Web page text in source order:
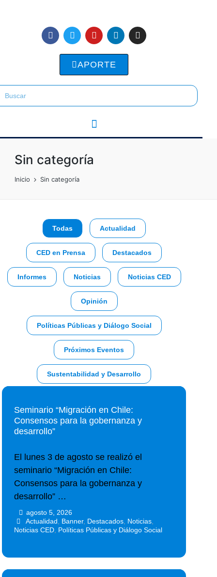
APORTE
Sin categoría
Inicio Sin categoría
Todas Actualidad
CED en Prensa Destacados
Informes Noticias Noticias CED
Opinión
Políticas Públicas y Diálogo Social
Próximos Eventos
Sustentabilidad y Desarrollo
Seminario “Migración en Chile:
Consensos para la gobernanza y
desarrollo”
El lunes 3 de agosto se realizó el
seminario “Migración en Chile:
Consensos para la gobernanza y
desarrollo” …
agosto 5, 2026
Actualidad Banner, Destacados, Noticias,
Noticias CED Políticas Públicas y Diálogo Social